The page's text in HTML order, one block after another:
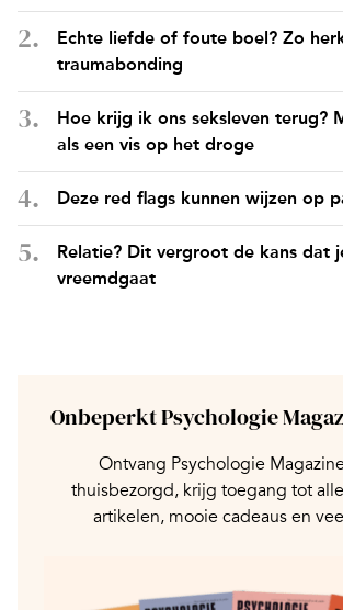
Echte liefde of foute boel? Zo
traumabonding
Hoe krijg ik ons seksleven terug?
als een vis op het droge
Deze red flags kunnen wijzen op
Relatie? Dit vergroot de kans dat
vreemdgaat
Onbeperkt Psychologie
Ontvang Psychologie
thuisbezorgd, krijg toegang tot alle
artikelen, mooie cadeaus en